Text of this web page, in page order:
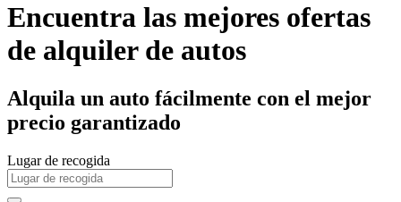
Encuentra las mejores ofertas
de alquiler de autos
Alquila un auto fácilmente con el mejor
precio garantizado
Lugar de recogida